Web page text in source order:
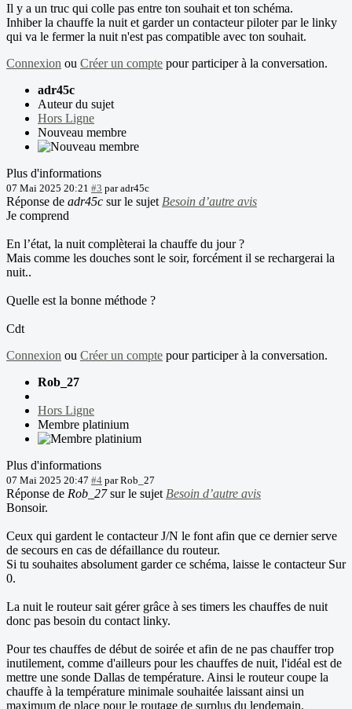
Il y a un truc qui colle pas entre ton souhait et ton schéma.
Inhiber la chauffe la nuit et garder un contacteur piloter par le linky
qui va le fermer la nuit n'est pas compatible avec ton souhait.
Connexion ou Créer un compte pour participer à la conversation.
adr45c
Auteur du sujet
Hors Ligne
Nouveau membre
Plus d'informations
07 Mai 2025 20:21 #3 paradr45c
Réponse de adr45c sur le sujet Besoin d’autre avis
Je comprend
En l’état, la nuit complèterai la chauffe du jour ?
Mais comme les douches sont le soir, forcément il se rechargerai la
nuit..
Quelle est la bonne méthode ?
Cdt
Connexion ou Créer un compte pour participer à la conversation.
Rob_27
Hors Ligne
Membre platinium
Plus d'informations
07 Mai 2025 20:47 #4 parRob_27
Réponse de Rob_27sur le sujet Besoin d’autre avis
Bonsoir.
Ceux qui gardent le contacteur J/N le font afin que ce dernier serve
de secours en cas de défaillance du routeur.
Si tu souhaites absolument garder ce schéma, laisse le contacteur Sur
0.
La nuit le routeur sait gérer grâce à ses timers les chauffes de nuit
donc pas besoin du contact linky.
Pour tes chauffes de début de soirée et afin de ne pas chauffer trop
inutilement, comme d'ailleurs pour les chauffes de nuit, l'idéal est de
mettre une sonde Dallas de température. Ainsi le routeur coupe la
chauffe à la température minimale souhaitée laissant ainsi un
maximum de place pour le routage de surplus du lendemain.